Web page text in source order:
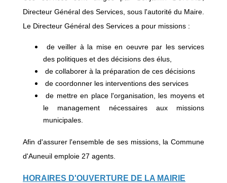
Directeur Général des Services, sous l'autorité du Maire.
Le Directeur Général des Services a pour missions :
de veiller à la mise en oeuvre par les services
des politiques et des décisions des élus,
de collaborer à la préparation de ces décisions
de coordonner les interventions des services
de mettre en place l'organisation, les moyens et
le management nécessaires aux missions
municipales.
Afin d'assurer l'ensemble de ses missions, la Commune
d'Auneuil emploie 27 agents.
HORAIRES D'OUVERTURE DE LA MAIRIE